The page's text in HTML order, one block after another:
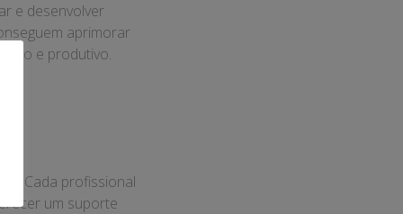
e desenvolver
aprimorar
e produtivo.
Cada profissional
um suporte